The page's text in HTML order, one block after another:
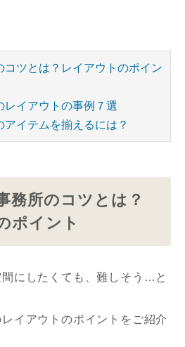
コツとは？レイアウトのポイン
レイアウトの事例７選
イテムを揃えるには？
務所のコツとは？
ポイント
にしたくても、難しそう…と
イアウトのポイントをご紹介